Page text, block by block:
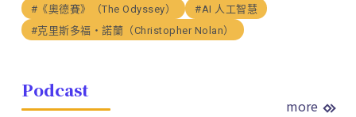
#《奧德賽》（The Odyssey）
#AI 人工智慧
#克里斯多福・諾蘭（Christopher Nolan）
Podcast
more